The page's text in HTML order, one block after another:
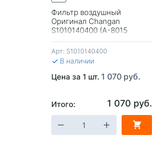
Фильтр воздушный
Оригинал Changan
S1010140400 (A-8015
Арт: S1010140400
В наличии
Цена за 1 шт. 1 070 руб.
Итого: 1 070 руб.
+ В КОРЗИНУ -